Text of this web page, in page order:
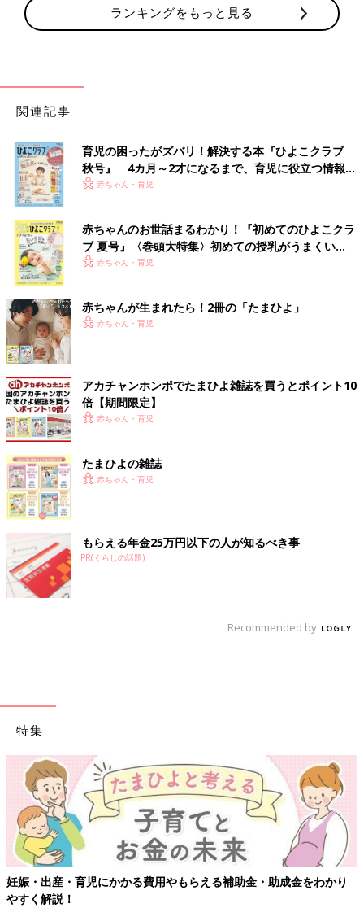
ランキングをもっと見る
関連記事
育児の困ったがズバリ！解決する本『ひよこクラブ
秋号』 4カ月～2才になるまで、育児に役立つ情報が
いっぱい！
赤ちゃん・育児
赤ちゃんのお世話まるわかり！『初めてのひよこクラ
ブ 夏号』〈巻頭大特集〉初めての授乳がうまくい
く！ おっぱい・ミルクの基本と夏のトラブル 解決テ
赤ちゃん・育児
赤ちゃんが生まれたら！2冊の「たまひよ」
赤ちゃん・育児
アカチャンホンポでたまひよ雑誌を買うとポイント10
倍【期間限定】
赤ちゃん・育児
たまひよの雑誌
赤ちゃん・育児
もらえる年金25万円以下の人が知るべき事
PR(くらしの話題)
Recommended by
特集
妊娠・出産・育児にかかる費用やもらえる補助金・助成金をわかり
やすく解説！